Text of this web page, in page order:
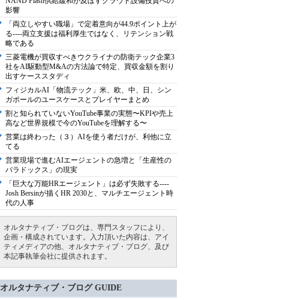
影響
「両立しやすい職場」で定着意向が44.9ポイント上が
る----両立支援は福利厚生ではなく、リテンション戦
略である
三菱電機が買収すべきウクライナの防衛テック企業3
社をAI駆動型M&Aの方法論で特定、買収金額を割り
出すケーススタディ
フィジカルAI「物流テック」米、欧、中、日、シン
ガポールのユースケースとプレイヤーまとめ
割と知られていないYouTube事業の実態〜KPIや売上
高など世界規模で今のYouTubeを理解する〜
営業は終わった（３）AIを使う者だけが、利他に立
てる
営業現場で進むAIエージェントの急増と「生産性の
パラドックス」の現実
「巨大な万能HRエージェント」は必ず失敗する----
Josh Bersinが描くHR 2030と、マルチエージェント時
代の人事
オルタナティブ・ブログは、専門スタッフにより、
企画・構成されています。入力頂いた内容は、アイ
ティメディアの他、オルタナティブ・ブログ、及び
本記事執筆会社に提供されます。
オルタナティブ・ブログ GUIDE